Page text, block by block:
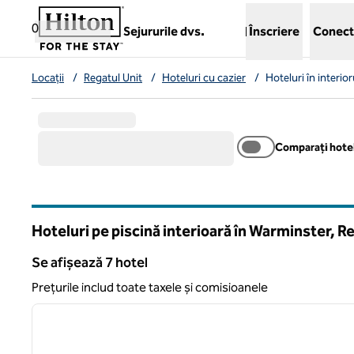
Salt la conținut
0
Sejururile dvs.
,deschide o filă nouă
Înscriere
Locații / Regatul Unit / Hoteluri cu cazier / Hoteluri în
Comparați
Hoteluri pe piscină interioară în Warminster,
Se afișează 7 hotel
Se afișează 7 hotel
Prețurile includ toate taxele și comisioanele
1 din 9